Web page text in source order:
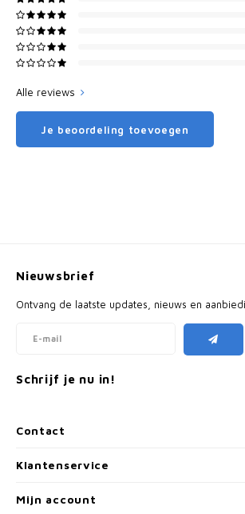
Alle reviews
Je beoordeling toevoegen
Contact
Nieuwsbrief
Ontvang de laatste updates, nieuws en
Schrijf je nu in!
Klantenservice
Mijn account